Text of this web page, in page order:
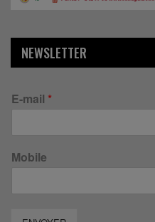
NEWSLETTER
E-mail *
Mobile